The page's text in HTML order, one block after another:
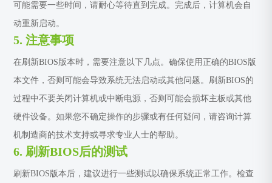
可能需要一些时间，请耐心等待直到完成。完成后，计算机会自
动重新启动。
5. 注意事项
在刷新BIOS版本时，需要注意以下几点。确保使用正确的BIOS版
本文件，否则可能会导致系统无法启动或其他问题。刷新BIOS的
过程中不要关闭计算机或中断电源，否则可能会损坏主板或其他
硬件设备。如果您不确定操作的步骤或有任何疑问，请咨询计算
机制造商的技术支持或寻求专业人士的帮助。
6. 刷新BIOS后的测试
刷新BIOS版本后，建议进行一些测试以确保系统正常工作。检查